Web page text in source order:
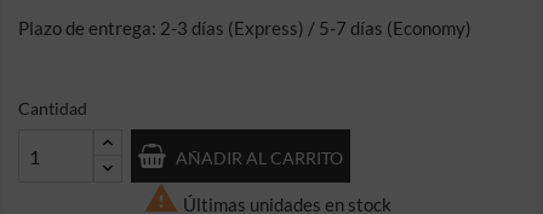
Plazo de entrega: 2-3 días (Express) / 5-7 días (Economy)
Cantidad
AÑADIR AL CARRITO
 Últimas unidades en stock